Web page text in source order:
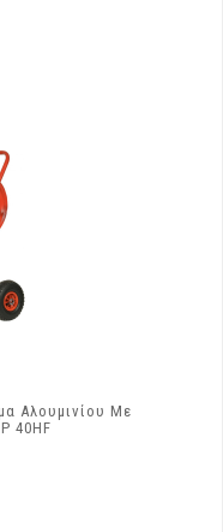
Αλουμινίου Με
40HF